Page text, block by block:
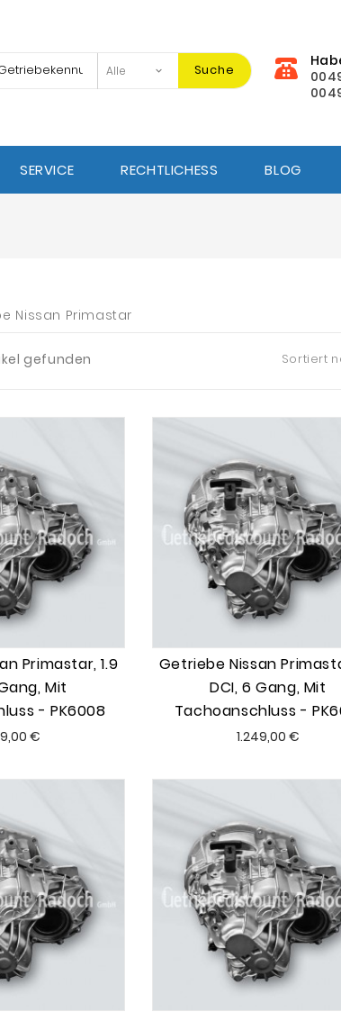
Suche
SERVICE RECHTLICHESS BLOG
Nissan Primastar
gefunden Sortiert
Primastar, 1.9
Mit
- PK6008
€
Getriebe Nissan
DCI, 6 Gang, Mit
Tachoanschluss -
1.249,00 €Preis